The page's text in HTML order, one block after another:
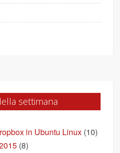
settimana
in Ubuntu Linux (10)
(8)